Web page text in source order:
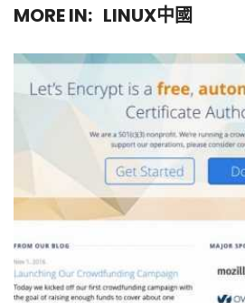
MORE IN: LINUX中國